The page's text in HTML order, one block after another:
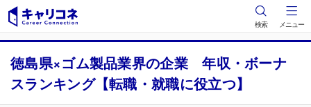
検索 メニュー
徳島県×ゴム製品業界の企業 年収・ボーナ
スランキング【転職・就職に役立つ】